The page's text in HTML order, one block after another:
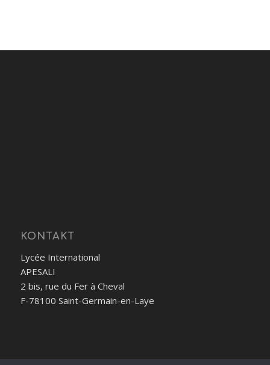
KONTAKT
Lycée International
APESALI
2 bis, rue du Fer à Cheval
F-78100 Saint-Germain-en-Laye